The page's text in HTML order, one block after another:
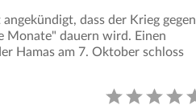
dass der Krieg gegen
Monate" dauern wird. Einen
Hamas am 7. Oktober schloss